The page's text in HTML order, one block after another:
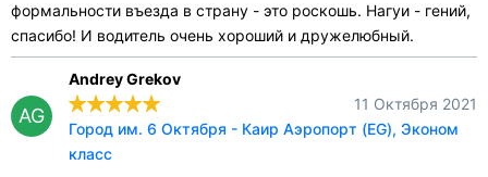
формальности въезда в страну - это роскошь. Нагуи - гений,
спасибо! И водитель очень хороший и дружелюбный.
AG
Andrey Grekov
11 Октября 2021
Город им. 6 Октября - Каир Аэропорт (EG), Эконом
класс